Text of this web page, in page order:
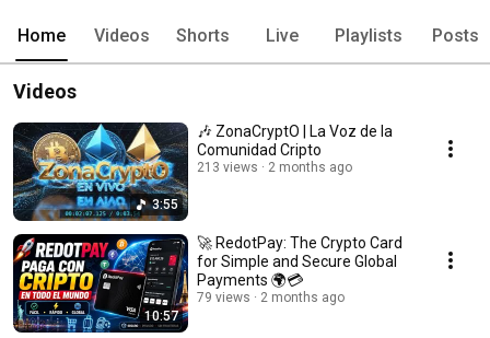
Home Videos Shorts Live Playlists Posts
Videos
3:55
🎶 ZonaCryptO | La Voz de la
Comunidad Cripto
213 views 2 months ago
10:57
🚀 RedotPay: The Crypto Card
for Simple and Secure Global
Payments 🌍💳
79 views 2 months ago